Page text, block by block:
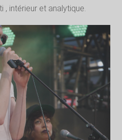
, intérieur et analytique.